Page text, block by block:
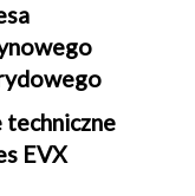
techniczne
EVX